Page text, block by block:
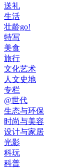
送礼
生活
壮龄go!
特写
美食
旅行
文化艺术
人文史地
专栏
@世代
生态与环保
时尚与美容
设计与家居
光影
科玩
科普